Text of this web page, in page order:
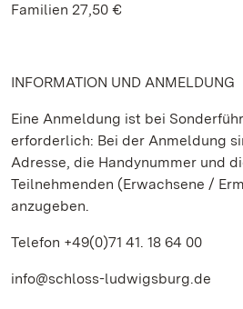
Familien 27,50 €
INFORMATION UND ANMELDUNG
Eine Anmeldung ist bei
erforderlich: Bei der Anmeldung
Adresse, die Handynummer und
Teilnehmenden (Erwachsene /
anzugeben.
Telefon +49(0)71 41. 18 64 00
info@schloss-ludwigsburg.de